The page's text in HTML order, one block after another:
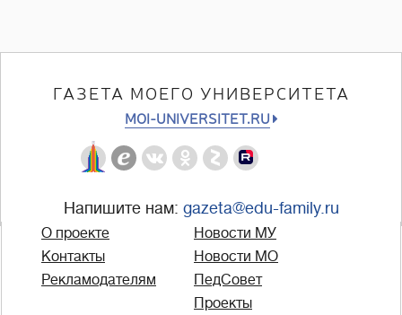
ГАЗЕТА МОЕГО УНИВЕРСИТЕТА
MOI-UNIVERSITET.RU
Напишите нам: gazeta@edu-family.ru
О проекте
Контакты
Рекламодателям
Новости МУ
Новости МО
ПедСовет
Проекты